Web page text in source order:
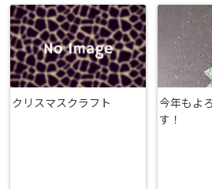
クリスマスクラフト
今年もよ
す！